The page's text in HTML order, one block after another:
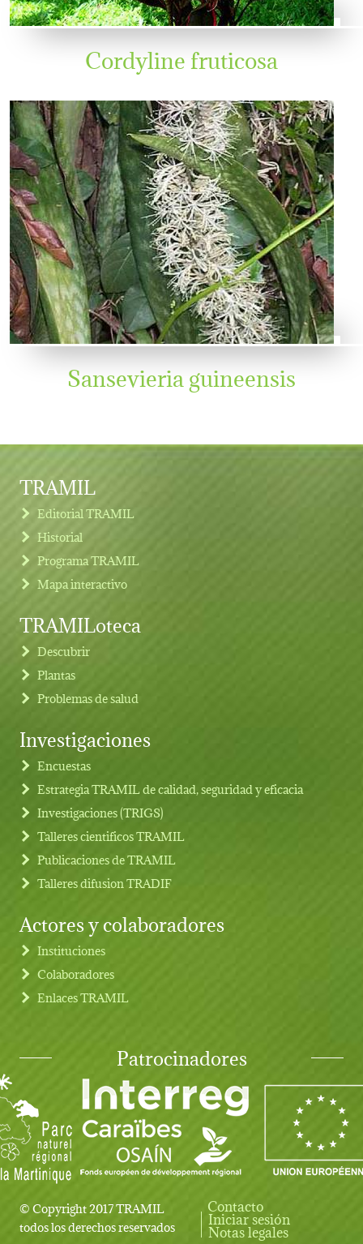
Cordyline fruticosa
Sansevieria guineensis
Footer menu
TRAMIL
Editorial TRAMIL
Historial
Programa TRAMIL
Mapa interactivo
TRAMILoteca
Descubrir
Plantas
Problemas de salud
Investigaciones
Encuestas
Estrategia TRAMIL de calidad, seguridad y eficacia
Investigaciones (TRIGS)
Talleres cientificos TRAMIL
Publicaciones de TRAMIL
Talleres difusion TRADIF
Actores y colaboradores
Instituciones
Colaboradores
Enlaces TRAMIL
Patrocinadores
© Copyright 2017 TRAMIL
todos los derechos reservados
User account menu
Contacto
Iniciar sesión
Notas legales